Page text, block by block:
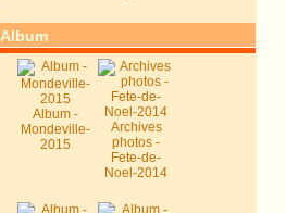
Album
Album -
Mondeville-
2015
Archives
photos -
Fete-de-
Noel-2014